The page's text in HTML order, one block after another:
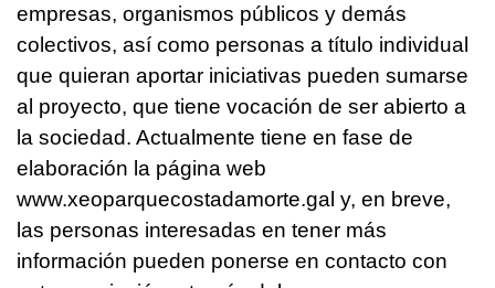
empresas, organismos públicos y demás
colectivos, así como personas a título individual
que quieran aportar iniciativas pueden sumarse
al proyecto, que tiene vocación de ser abierto a
la sociedad. Actualmente tiene en fase de
elaboración la página web
www.xeoparquecostadamorte.gal y, en breve,
las personas interesadas en tener más
información pueden ponerse en contacto con